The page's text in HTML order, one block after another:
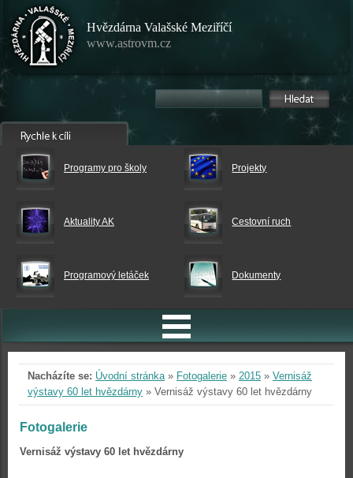
Hvězdárna Valašské Meziříčí
www.astrovm.cz
Programy pro školy Projekty
Aktuality AK Cestovní ruch
Programový letáček Dokumenty
Nacházíte se: Úvodní stránka» Fotogalerie » 2015 » Vernisáž
výstavy 60 let hvězdárny » Vernisáž výstavy 60 let hvězdárny
Fotogalerie
Vernisáž výstavy 60 let hvězdárny